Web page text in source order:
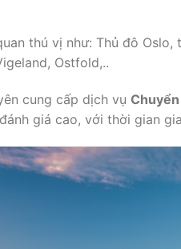
thú vị như: Thủ đô
Ostfold,..
cung cấp dịch vụ
giá cao, với thời gian